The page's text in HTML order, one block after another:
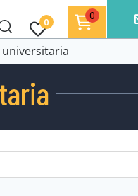
0
0
universitaria